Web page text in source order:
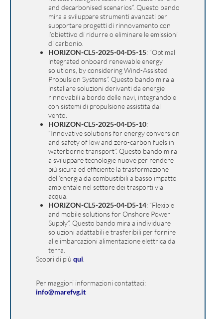
and decarbonised scenarios”. Questo bando
mira a sviluppare strumenti avanzati per
supportare progetti di rinnovamento con
l’obiettivo di ridurre o eliminare le emissioni
di carbonio.
HORIZON-CL5-2025-04-D5-15: “Optimal
integrated onboard renewable energy
solutions, by considering Wind-Assisted
Propulsion Systems”. Questo bando mira a
installare soluzioni derivanti da energie
rinnovabili a bordo delle navi, integrandole
con sistemi di propulsione assistita dal
vento.
HORIZON-CL5-2025-04-D5-10:
“Innovative solutions for energy conversion
and safety of low and zero-carbon fuels in
waterborne transport”. Questo bando mira
a sviluppare tecnologie nuove per rendere
più sicura ed efficiente la trasformazione
dell’energia da combustibili a basso impatto
ambientale nel settore dei trasporti via
acqua.
HORIZON-CL5-2025-04-D5-14: “Flexible
and mobile solutions for Onshore Power
Supply”. Questo bando mira a individuare
soluzioni adattabili e trasferibili per fornire
alle imbarcazioni alimentazione elettrica da
terra.
Scopri di più qui
Per maggiori informazioni contattaci:
info@marefvg.it